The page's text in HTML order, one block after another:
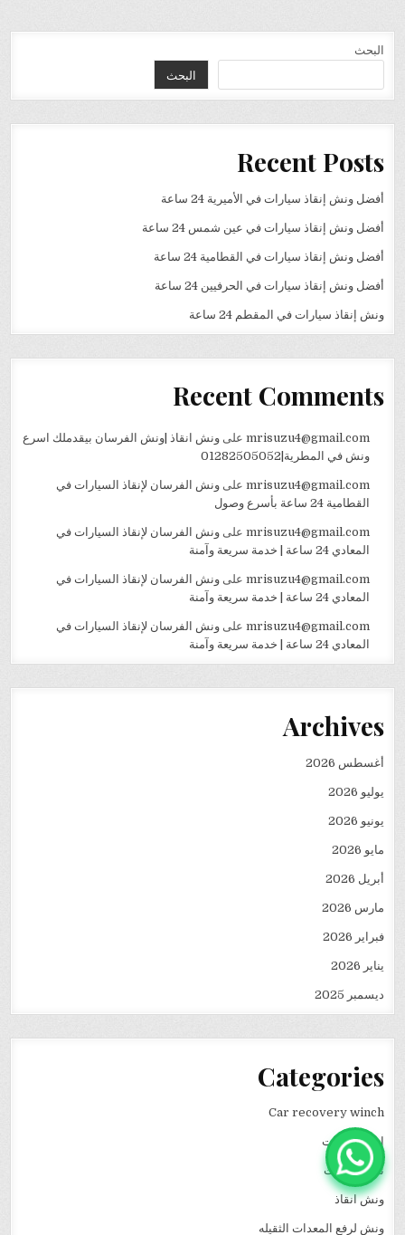
البحث
البحث
Recent Posts
أفضل ونش إنقاذ سيارات في الأميرية 24 ساعة
أفضل ونش إنقاذ سيارات في عين شمس 24 ساعة
أفضل ونش إنقاذ سيارات في القطامية 24 ساعة
أفضل ونش إنقاذ سيارات في الحرفيين 24 ساعة
ونش إنقاذ سيارات في المقطم 24 ساعة
Recent Comments
mrisuzu4@gmail.comعلى ونش انقاذ |ونش الفرسان بيقدملك اسرع
ونش في المطرية|01282505052
mrisuzu4@gmail.comعلى ونش الفرسان لإنقاذ السيارات في
القطامية 24 ساعة بأسرع وصول
mrisuzu4@gmail.comعلى ونش الفرسان لإنقاذ السيارات في
المعادي 24 ساعة | خدمة سريعة وآمنة
mrisuzu4@gmail.comعلى ونش الفرسان لإنقاذ السيارات في
المعادي 24 ساعة | خدمة سريعة وآمنة
mrisuzu4@gmail.comعلى ونش الفرسان لإنقاذ السيارات في
المعادي 24 ساعة | خدمة سريعة وآمنة
Archives
أغسطس 2026
يوليو 2026
يونيو 2026
مايو 2026
أبريل 2026
مارس 2026
فبراير 2026
يناير 2026
ديسمبر 2025
Categories
Car recovery winch
انقاذ سيارات
نقل كرفانات
ونش انقاذ
ونش لرفع المعدات الثقيله